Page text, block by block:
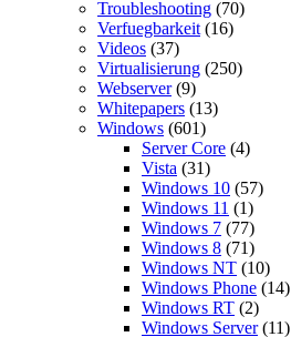
Troubleshooting (70)
Verfuegbarkeit (16)
Videos (37)
Virtualisierung (250)
Webserver(9)
Whitepapers (13)
Windows (601)
Server Core (4)
Vista (31)
Windows 10 (57)
Windows 11 (1)
Windows 7 (77)
Windows 8 (71)
Windows NT (10)
Windows Phone (14)
Windows RT (2)
Windows Server(11)